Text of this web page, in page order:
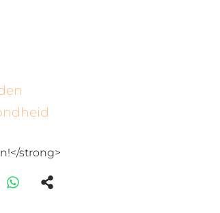
strong>